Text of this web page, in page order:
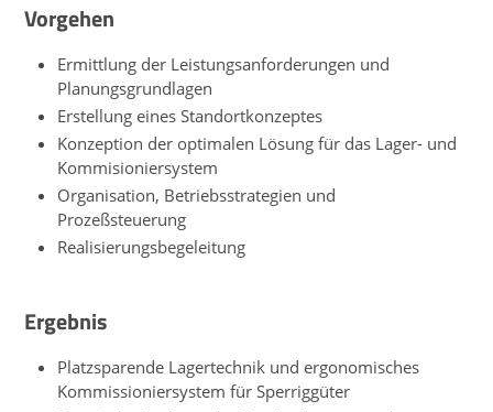
Vorgehen
Ermittlung der Leistungsanforderungen und
Planungsgrundlagen
Erstellung eines Standortkonzeptes
Konzeption der optimalen Lösung für das Lager- und
Kommisioniersystem
Organisation, Betriebsstrategien und
Prozeßsteuerung
Realisierungsbegeleitung
Ergebnis
Platzsparende Lagertechnik und ergonomisches
Kommissioniersystem für Sperriggüter